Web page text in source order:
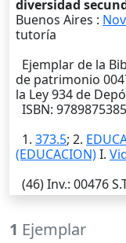
diversidad
Buenos Aires :
tutoría
Ejemplar de la
de patrimonio
la Ley 934 de
ISBN:
1. 373.5; 2.
(EDUCACION)I.
(46)Inv.: 00476
1 Ejemplar